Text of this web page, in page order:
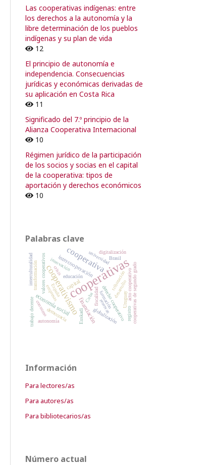
Las cooperativas indígenas: entre
los derechos a la autonomía y la
libre determinación de los pueblos
indígenas y su plan de vida
12
El principio de autonomía e
independencia. Consecuencias
jurídicas y económicas derivadas de
su aplicación en Costa Rica
11
Significado del 7.º principio de la
Alianza Cooperativa Internacional
10
Régimen jurídico de la participación
de los socios y socias en el capital
de la cooperativa: tipos de
aportación y derechos económicos
10
Palabras clave
cooperativas
cooperativismo
cooperativa
economía social financiación
capital
intercooperación
valores cooperativos
fiscalidad
transformación educación
derecho cooperativocooperativas de segundo grado
democracia globalización
innovación
acto cooperativo
desarrollo
universidad
Cuba
autonomía
Uruguay
interculturalidad
trabajo decente
crisis
España formación
Euskadi
digitalización
tributación
reservas registro
consumo
empresas
Brasil
Información
Para lectores/as
Para autores/as
Para bibliotecarios/as
Número actual